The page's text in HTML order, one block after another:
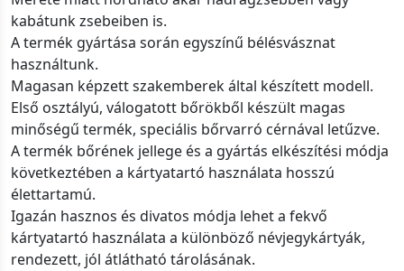
kabátunk zsebeiben is.
A termék gyártása során egyszínű bélésvásznat
használtunk.
Magasan képzett szakemberek által készített modell.
Első osztályú, válogatott bőrökből készült magas
minőségű termék, speciális bőrvarró cérnával letűzve.
A termék bőrének jellege és a gyártás elkészítési módja
következtében a kártyatartó használata hosszú
élettartamú.
Igazán hasznos és divatos módja lehet a fekvő
kártyatartó használata a különböző névjegykártyák,
rendezett, jól átlátható tárolásának.